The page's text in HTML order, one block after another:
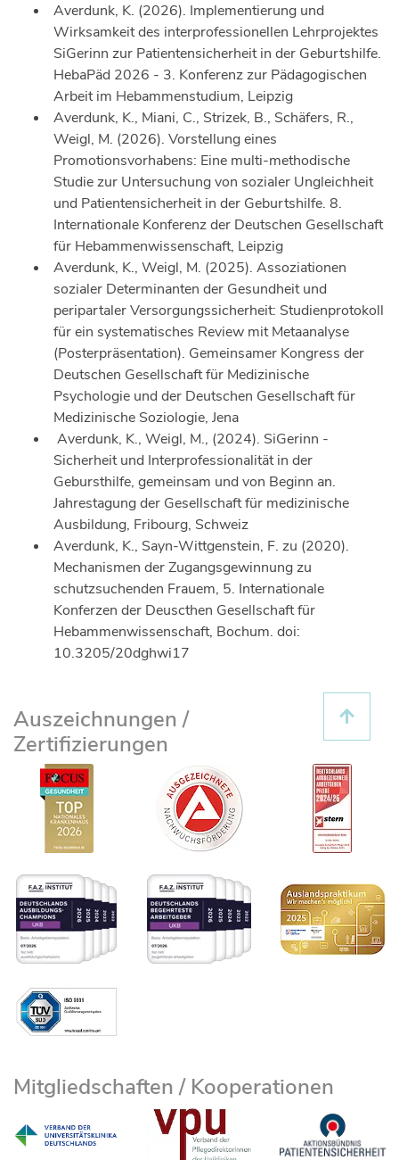
Averdunk, K. (2026). Implementierung und
Wirksamkeit des interprofessionellen Lehrprojektes
SiGerinn zur Patientensicherheit in der Geburtshilfe.
HebaPäd 2026 - 3. Konferenz zur Pädagogischen
Arbeit im Hebammenstudium, Leipzig
Averdunk, K., Miani, C., Strizek, B., Schäfers, R.,
Weigl, M. (2026). Vorstellung eines
Promotionsvorhabens: Eine multi-methodische
Studie zur Untersuchung von sozialer Ungleichheit
und Patientensicherheit in der Geburtshilfe. 8.
Internationale Konferenz der Deutschen Gesellschaft
für Hebammenwissenschaft, Leipzig
Averdunk, K., Weigl, M. (2025). Assoziationen
sozialer Determinanten der Gesundheit und
peripartaler Versorgungssicherheit: Studienprotokoll
für ein systematisches Review mit Metaanalyse
(Posterpräsentation). Gemeinsamer Kongress der
Deutschen Gesellschaft für Medizinische
Psychologie und der Deutschen Gesellschaft für
Medizinische Soziologie, Jena
Averdunk, K., Weigl, M., (2024). SiGerinn -
Sicherheit und Interprofessionalität in der
Gebursthilfe, gemeinsam und von Beginn an.
Jahrestagung der Gesellschaft für medizinische
Ausbildung, Fribourg, Schweiz
Averdunk, K., Sayn-Wittgenstein, F. zu (2020).
Mechanismen der Zugangsgewinnung zu
schutzsuchenden Frauem, 5. Internationale
Konferzen der Deuscthen Gesellschaft für
Hebammenwissenschaft, Bochum. doi:
10.3205/20dghwi17
Auszeichnungen /
Zertifizierungen
Mitgliedschaften / Kooperationen